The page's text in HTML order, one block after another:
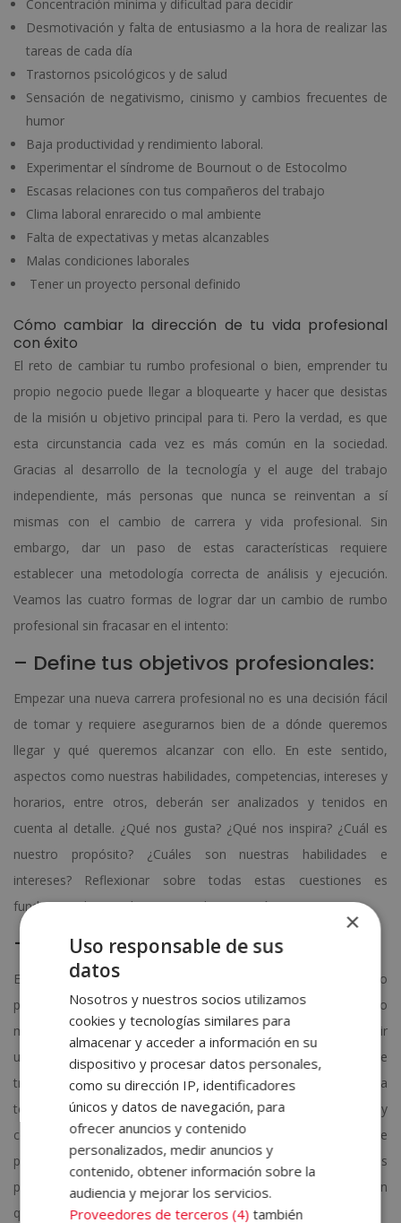
Concentración mínima y dificultad para decidir
Desmotivación y falta de entusiasmo a la hora de realizar las
tareas de cada día
Trastornos psicológicos y de salud
Sensación de negativismo, cinismo y cambios frecuentes de
humor
Baja productividad y rendimiento laboral.
Experimentar el síndrome de Bournout o de Estocolmo
Escasas relaciones con tus compañeros del trabajo
Clima laboral enrarecido o mal ambiente
Falta de expectativas y metas alcanzables
Malas condiciones laborales
Tener un proyecto personal definido
Cómo cambiar la dirección de tu vida profesional
con éxito
El reto de cambiar tu rumbo profesional o bien, emprender tu
propio negocio puede llegar a bloquearte y hacer que desistas
de la misión u objetivo principal para ti. Pero la verdad, es que
esta circunstancia cada vez es más común en la sociedad.
Gracias al desarrollo de la tecnología y el auge del trabajo
independiente, más personas que nunca se reinventan a sí
mismas con el cambio de carrera y vida profesional. Sin
embargo, dar un paso de estas características requiere
establecer una metodología correcta de análisis y ejecución.
Veamos las cuatro formas de lograr dar un cambio de rumbo
profesional sin fracasar en el intento:
– Define tus objetivos profesionales:
Empezar una nueva carrera profesional no es una decisión fácil
de tomar y requiere asegurarnos bien de a dónde queremos
llegar y qué queremos alcanzar con ello. En este sentido,
aspectos como nuestras habilidades, competencias, intereses y
horarios, entre otros, deberán ser analizados y tenidos en
cuenta al detalle. ¿Qué nos gusta? ¿Qué nos inspira? ¿Cuál es
nuestro propósito? ¿Cuáles son nuestras habilidades e
intereses? Reflexionar sobre todas estas cuestiones es
fundamental antes de tomar cualquier acción.
– Sé realista con tus expectativas:
En ocasiones, nuestros objetivos no son realistas. Y es que no
podemos esperar que nuestra experiencia, sistemas o
metodologías aprendidas con anterioridad nos vayan a servir
una vez nos hayamos incorporado a un nuevo puesto de
trabajo. Como ya hemos mencionado anteriormente, la
tecnología y el mercado laboral avanzan a pasos agigantados y
como nunca antes se había experimentado. Así que, desde este
punto de vista, es posible que la mayor parte de los
procedimientos y prácticas adquiridas en el pasado, se hayan
quedado algo obsoletas.
×
Uso responsable de sus
datos
Nosotros y nuestros socios utilizamos
cookies y tecnologías similares para
almacenar y acceder a información en su
dispositivo y procesar datos personales,
como su dirección IP, identificadores
únicos y datos de navegación, para
ofrecer anuncios y contenido
personalizados, medir anuncios y
contenido, obtener información sobre la
audiencia y mejorar los servicios.
Proveedores de terceros (4) también